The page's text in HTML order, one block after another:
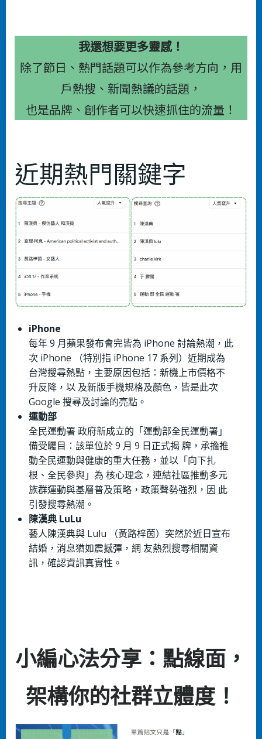
我還想要更多靈感！
除了節日、熱門話題可以作為參考方向，用
戶熱搜、新聞熱議的話題，
也是品牌、創作者可以快速抓住的流量！
近期熱門關鍵字
iPhone
每年 9 ⽉蘋果發布會完皆為 iPhone 討論熱潮，此
次 iPhone （特別指 iPhone 17 系列）近期成為
台灣搜尋熱點，主要原因包括：新機上市價格不
升反降，以 及新版⼿機規格及顏⾊，皆是此次
Google 搜尋及討論的亮點。
運動部
全⺠運動署 政府新成⽴的「運動部全⺠運動署」
備受矚⽬：該單位於 9 ⽉ 9 ⽇正式揭 牌，承擔推
動全⺠運動與健康的重⼤任務，並以「向下扎
根、全⺠參與」為 核⼼理念，連結社區推動多元
族群運動與基層普及策略，政策聲勢強烈，因 此
引發搜尋熱潮。
陳漢典 LuLu
藝⼈陳漢典與 Lulu （⿈路梓茵）突然於近⽇宣布
結婚，消息猶如震撼彈，網 友熱烈搜尋相關資
訊，確認資訊真實性。
小編心法分享：點線⾯，
架構你的社群⽴體度！